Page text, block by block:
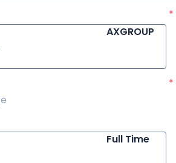
*
AXGROUP
*
Full Time